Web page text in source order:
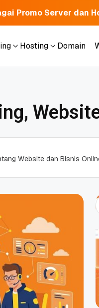
Promo Server dan
Hosting
Domain
tang Website dan Bisnis Onlin